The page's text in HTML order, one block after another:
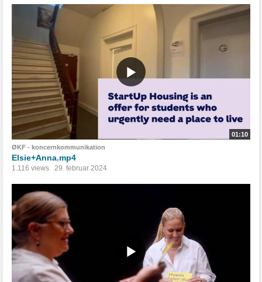
01:10
ØKF - koncernkommunikation
Elsie+Anna.mp4
1.116 views 29. februar 2024